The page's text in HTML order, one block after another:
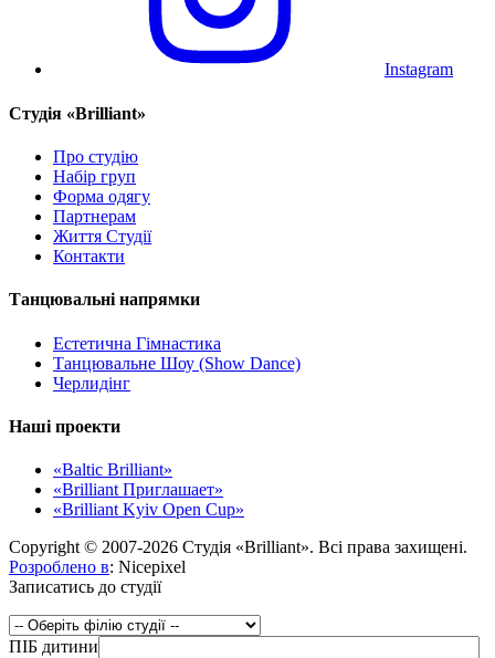
Instagram
Cтудія «Brilliant»
Про студію
Набір груп
Форма одягу
Партнерам
Життя Студії
Контакти
Танцювальні напрямки
Естетична Гімнастика
Танцювальне Шоу (Show Dance)
Черлидінг
Наші проекти
«Baltic Brilliant»
«Brilliant Приглашает»
«Brilliant Kyiv Open Cup»
Copyright © 2007-2026 Студія «Brilliant». Всі права захищені.
Розроблено в: Nicepixel
Записатись до студії
ПІБ дитини